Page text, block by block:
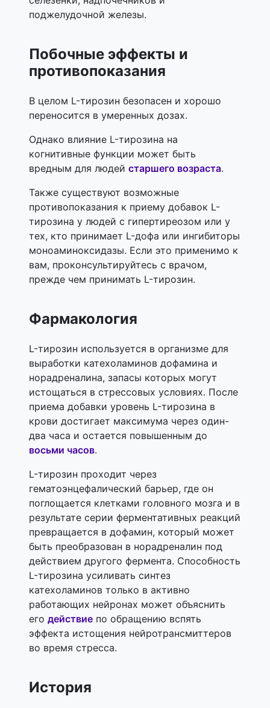
поджелудочной железы.
Побочные эффекты и
противопоказания
В целом L-тирозин безопасен и хорошо
переносится в умеренных дозах.
Однако влияние L-тирозина на
когнитивные функции может быть
вредным для людей старшего возраста.
Также существуют возможные
противопоказания к приему добавок L-
тирозина у людей с гипертиреозом или у
тех, кто принимает L-дофа или ингибиторы
моноаминоксидазы. Если это применимо к
вам, проконсультируйтесь с врачом,
прежде чем принимать L-тирозин.
Фармакология
L-тирозин используется в организме для
выработки катехоламинов дофамина и
норадреналина, запасы которых могут
истощаться в стрессовых условиях. После
приема добавки уровень L-тирозина в
крови достигает максимума через один-
два часа и остается повышенным до
восьми часов.
L-тирозин проходит через
гематоэнцефалический барьер, где он
поглощается клетками головного мозга и в
результате серии ферментативных реакций
превращается в дофамин, ​​который может
быть преобразован в норадреналин под
действием другого фермента. Способность
L-тирозина усиливать синтез
катехоламинов только в активно
работающих нейронах может объяснить
его действие по обращению вспять
эффекта истощения нейротрансмиттеров
во время стресса.
История